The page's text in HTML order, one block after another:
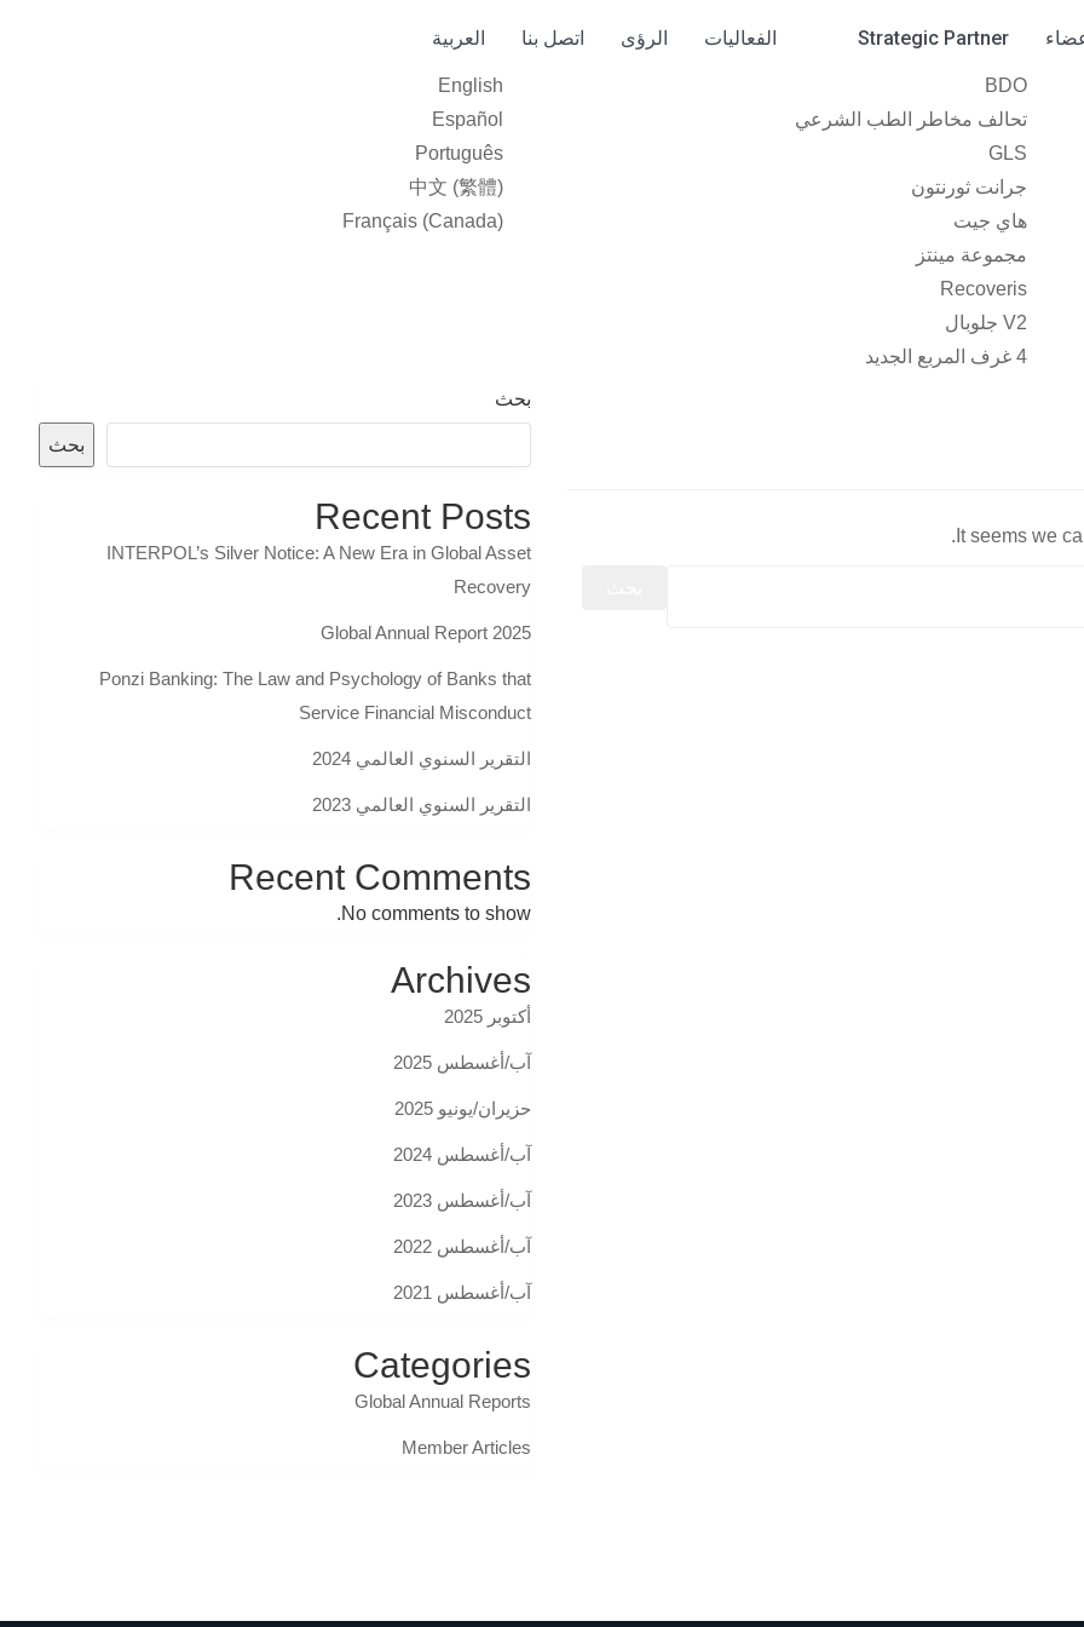
Strategic Partner
BDO
تحالف مخاطر الطب الشرعي
GLS
جرانت ثورنتون
هاي جيت
مجموعة مينتز
Recoveris
V2 جلوبال
4 غرف المربع الجديد
الفعاليات الرؤى اتصل بنا العربية‏
English
Español
Português
中文 (繁體)
Français (Canada)
It seems we
بحث
بحث
Recent Posts
INTERPOL’s Silver Notice: A New Era in Global Asset
Recovery
Global Annual Report 2025
Ponzi Banking: The Law and Psychology of Banks that
Service Financial Misconduct
التقرير السنوي العالمي 2024
التقرير السنوي العالمي 2023
Recent Comments
No comments to show.
Archives
أكتوبر 2025
آب/أغسطس 2025
حزيران/يونيو 2025
آب/أغسطس 2024
آب/أغسطس 2023
آب/أغسطس 2022
آب/أغسطس 2021
Categories
Global Annual Reports
Member Articles